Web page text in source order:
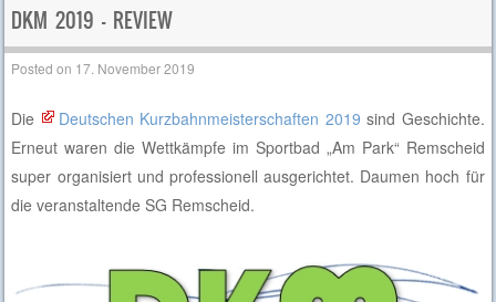
DKM 2019 – REVIEW
Posted on 17. November 2019
Die Deutschen Kurzbahnmeisterschaften 2019 sind Geschichte.
Erneut waren die Wettkämpfe im Sportbad „Am Park“ Remscheid
super organisiert und professionell ausgerichtet. Daumen hoch für
die veranstaltende SG Remscheid.